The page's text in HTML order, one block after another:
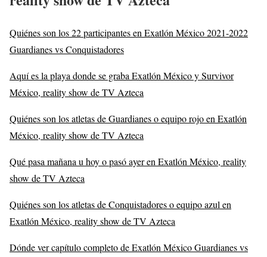
Quiénes son los 22 participantes en Exatlón México 2021-2022
Guardianes vs Conquistadores
Aquí es la playa donde se graba Exatlón México y Survivor
México, reality show de TV Azteca
Quiénes son los atletas de Guardianes o equipo rojo en Exatlón
México, reality show de TV Azteca
Qué pasa mañana u hoy o pasó ayer en Exatlón México, reality
show de TV Azteca
Quiénes son los atletas de Conquistadores o equipo azul en
Exatlón México, reality show de TV Azteca
Dónde ver capítulo completo de Exatlón México Guardianes vs